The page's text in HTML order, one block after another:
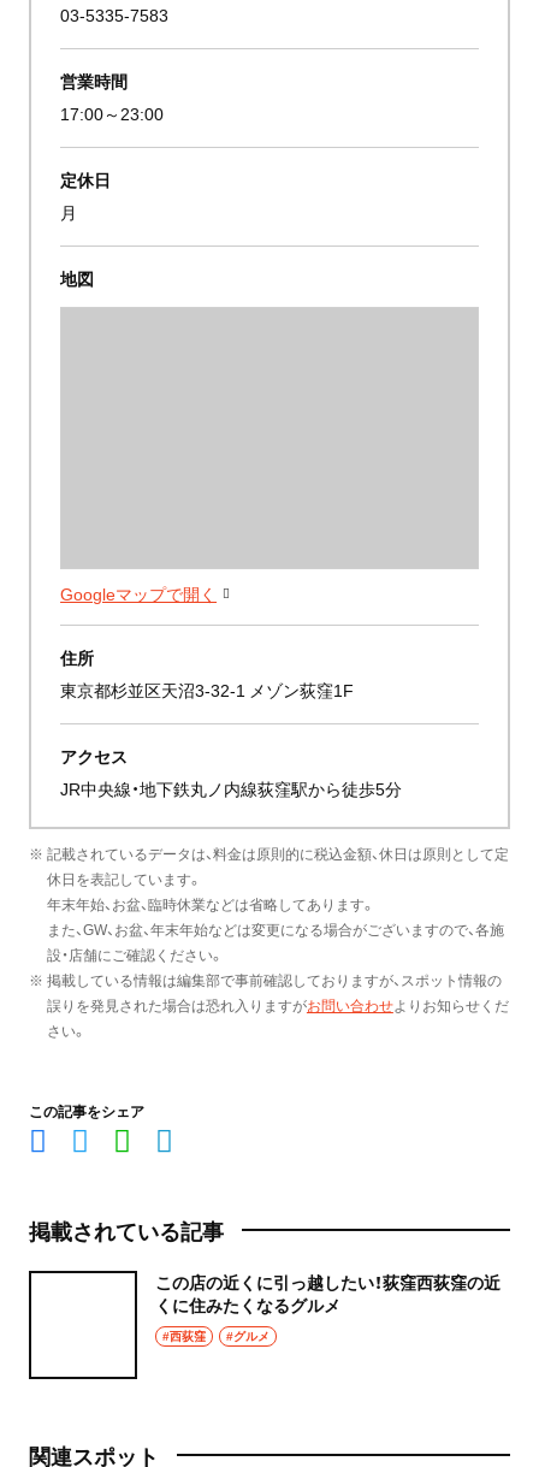
03-5335-7583
営業時間
17:00～23:00
定休日
月
地図
Googleマップで開く
住所
東京都杉並区天沼3-32-1 メゾン荻窪1F
アクセス
JR中央線・地下鉄丸ノ内線荻窪駅から徒歩5分
※ 記載されているデータは、料金は原則的に税込金額、休日は原則として定
休日を表記しています。
年末年始、お盆、臨時休業などは省略してあります。
また、GW、お盆、年末年始などは変更になる場合がございますので、各施
設・店舗にご確認ください。
※ 掲載している情報は編集部で事前確認しておりますが、スポット情報の
誤りを発見された場合は恐れ入りますがお問い合わせよりお知らせくだ
さい。
この記事をシェア
掲載されている記事
この店の近くに引っ越したい！荻窪西荻窪の近
くに住みたくなるグルメ
#西荻窪 #グルメ
関連スポット